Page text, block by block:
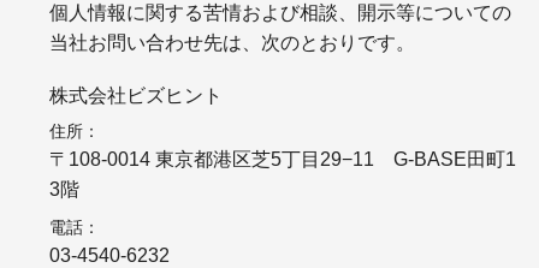
個人情報に関する苦情および相談、開示等についての
当社お問い合わせ先は、次のとおりです。
株式会社ビズヒント
住所
〒108-0014 東京都港区芝5丁目29−11 G-BASE田町1
3階
電話
03-4540-6232